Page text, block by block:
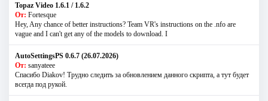
Topaz Video 1.6.1 / 1.6.2
От: Fortesque
Hey, Any chance of better instructions? Team VR's instructions on the .nfo are
vague and I can't get any of the models to download. I
AutoSettingsPS 0.6.7 (26.07.2026)
От: sanyateee
Спасибо Diakov! Трудно следить за обновлением данного скрипта, а тут будет
всегда под рукой.